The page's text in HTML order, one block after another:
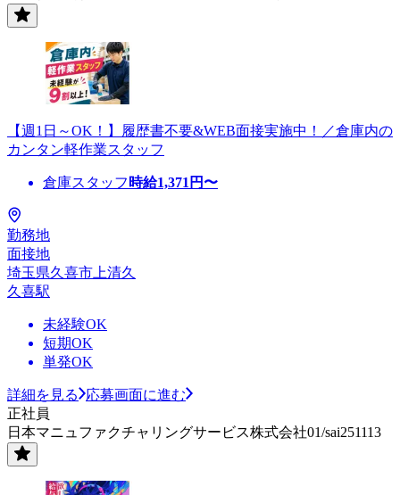
【週1日～OK！】履歴書不要&WEB面接実施中！／倉庫内の
カンタン軽作業スタッフ
倉庫スタッフ 時給1,371 円〜
勤務地
面接地
埼玉県久喜市上清久
久喜駅
未経験OK
短期OK
単発OK
詳細を見る
応募画面に進む
正社員
日本マニュファクチャリングサービス株式会社01/sai251113